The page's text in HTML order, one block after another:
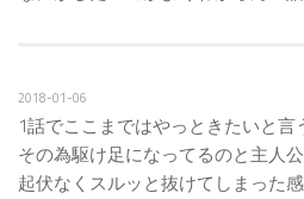
2018-01-06
1話でここまではやっときたいと
その為駆け足になってるのと主人
起伏なくスルッと抜けてしまった